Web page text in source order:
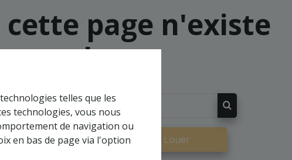
telles que les
technologies, vous nous
de navigation ou
en bas de page via l'option
cette page n'existe
plus
Vendre À Louer